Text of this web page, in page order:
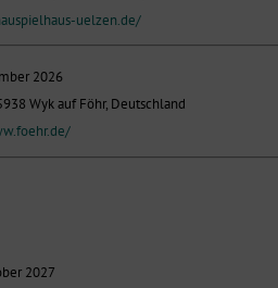
uelzen.de/
2026
Wyk auf Föhr, Deutschland
2027